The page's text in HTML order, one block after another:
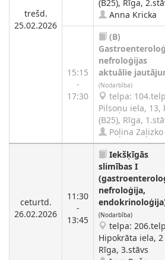
trešd.
25.02.2026
(B25), Rīga,
Anna Kricka
15:15
-
17:30
(B)
nefroloģijas
aktuālie
(Nodarbība)
telpa:
Pilsoņu iela, 13,
(B25), Rīga,
Poļina Zaļizko
ceturtd.
26.02.2026
11:30
-
13:45
Iekšķīgās
slimības I
nefroloģija,
(Nodarbība)
telpa:
Hipokrāta iela, 2
Rīga, 3.stāvs